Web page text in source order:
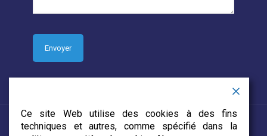
Ce site Web utilise des cookies à des fins
techniques et autres, comme spécifié dans la